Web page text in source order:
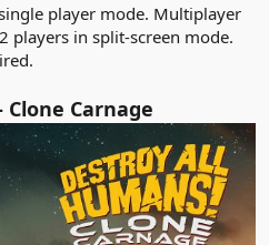
player mode. Multiplayer
players in split-screen mode.
Carnage